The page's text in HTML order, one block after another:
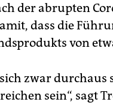
der abrupten
dass die
von
zwar durchaus
sein“, sagt